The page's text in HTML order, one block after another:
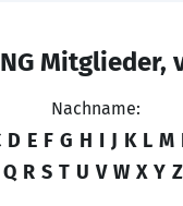
Mitglieder,
Nachname:
D E F G H I J K L M
Q R S T U V W X Y Z